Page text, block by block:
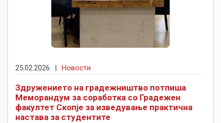
25.02.2026 | Новости
Здружението на градежништво потпиша
Меморандум за соработка со Градежен
факултет Скопје за изведување практична
настава за студентите